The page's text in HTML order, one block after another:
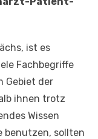
ist es
Fachbegriffe
Gebiet der
ihnen trotz
Wissen
benutzen, sollten